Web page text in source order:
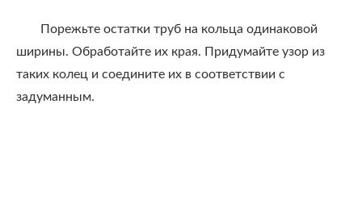
Порежьте остатки труб на кольца одинаковой
ширины. Обработайте их края. Придумайте узор из
таких колец и соедините их в соответствии с
задуманным.